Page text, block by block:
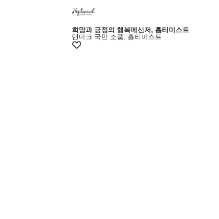
+5% 쿠폰
희망과 긍정의 행복메신저, 홉티미스트
덴마크 국민 소품, 홉티미스트